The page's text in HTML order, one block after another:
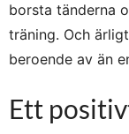
borsta tänderna
träning. Och
beroende av än
Ett